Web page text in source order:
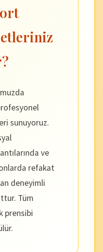
sunuyoruz.
ve
refakat
deneyimli
Tüm
prensibi